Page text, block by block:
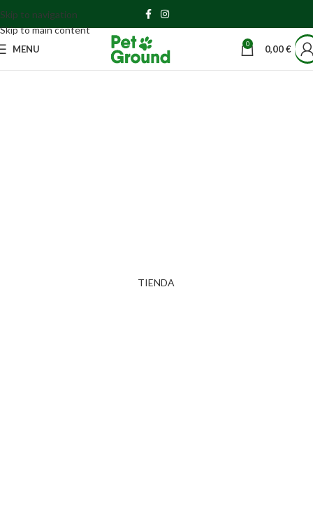
Skip to navigation
Skip to main content
MENU 0 0,00€
EL RINCÓN
TIENDA